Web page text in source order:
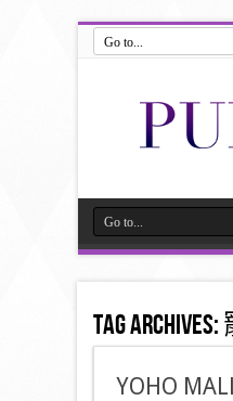
Tag Archives:
YOHO